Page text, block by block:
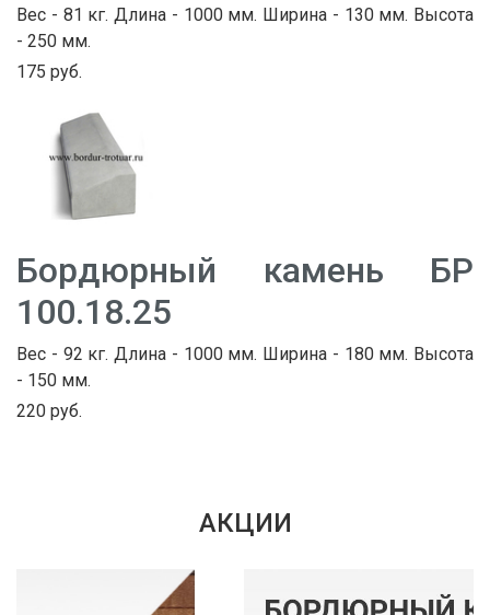
Вес - 81 кг. Длина - 1000 мм. Ширина - 130 мм. Высота
- 250 мм.
175 руб.
Бордюрный камень БР
100.18.25
Вес - 92 кг. Длина - 1000 мм. Ширина - 180 мм. Высота
- 150 мм.
220 руб.
АКЦИИ